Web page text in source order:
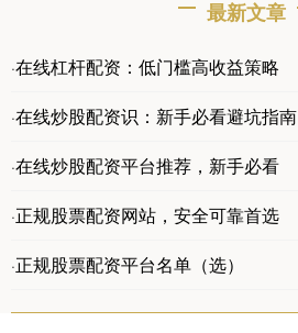
最新文章
·在线杠杆配资：低门槛高收益策略
·在线炒股配资识：新手必看避坑指南
·在线炒股配资平台推荐，新手必看
·正规股票配资网站，安全可靠首选
·正规股票配资平台名单（选）